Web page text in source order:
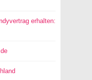
erhalten: